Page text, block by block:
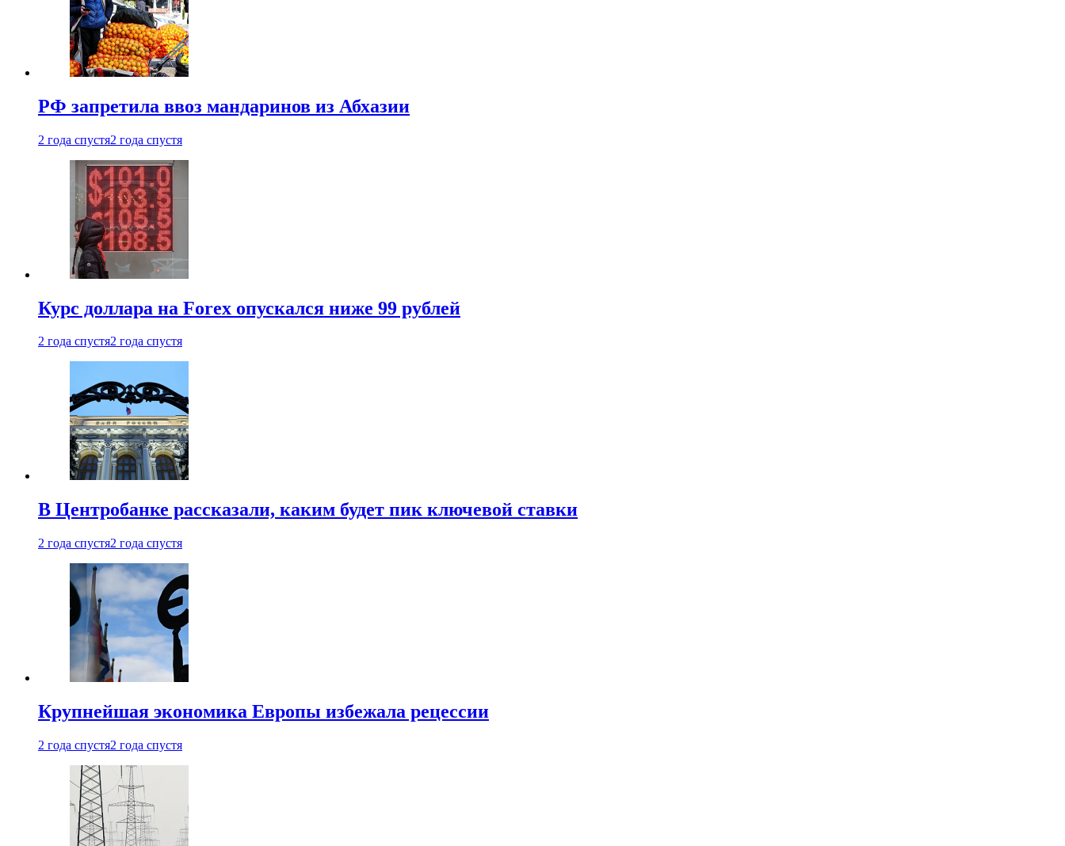
РФ запретила ввоз мандаринов из Абхазии
2 года спустя2 года спустя
Курс доллара на Forex опускался ниже 99 рублей
2 года спустя2 года спустя
В Центробанке рассказали, каким будет пик ключевой ставки
2 года спустя2 года спустя
Крупнейшая экономика Европы избежала рецессии
2 года спустя2 года спустя